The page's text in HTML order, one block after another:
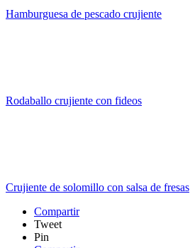
Hamburguesa de pescado crujiente
Rodaballo crujiente con fideos
Crujiente de solomillo con salsa de fresas
Compartir
Tweet
Pin